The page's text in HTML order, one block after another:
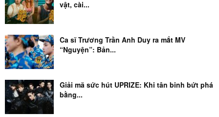
vật, cài...
Ca sĩ Trương Trần Anh Duy ra mắt MV
“Nguyện”: Bản...
Giải mã sức hút UPRIZE: Khi tân binh bứt phá
bằng...